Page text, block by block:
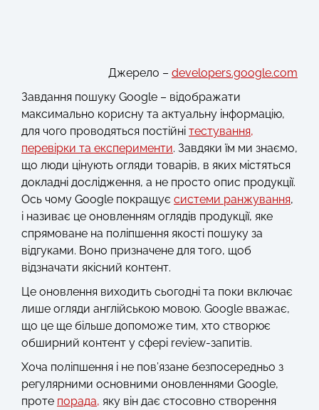
Джерело – developers.google.com
Завдання пошуку Google – відображати
максимально корисну та актуальну інформацію,
для чого проводяться постійні тестування,
перевірки та експерименти. Завдяки їм ми знаємо,
що люди цінують огляди товарів, в яких містяться
докладні дослідження, а не просто опис продукції.
Ось чому Google покращує системи ранжування,
і називає це оновленням оглядів продукції, яке
спрямоване на поліпшення якості пошуку за
відгуками. Воно призначене для того, щоб
відзначати якісний контент.
Це оновлення виходить сьогодні та поки включає
лише огляди англійською мовою. Google вважає,
що це ще більше допоможе тим, хто створює
обширний контент у сфері review-запитів.
Хоча поліпшення і не пов’язане безпосередньо з
регулярними основними оновленнями Google,
проте порада, яку він дає стосовно створення